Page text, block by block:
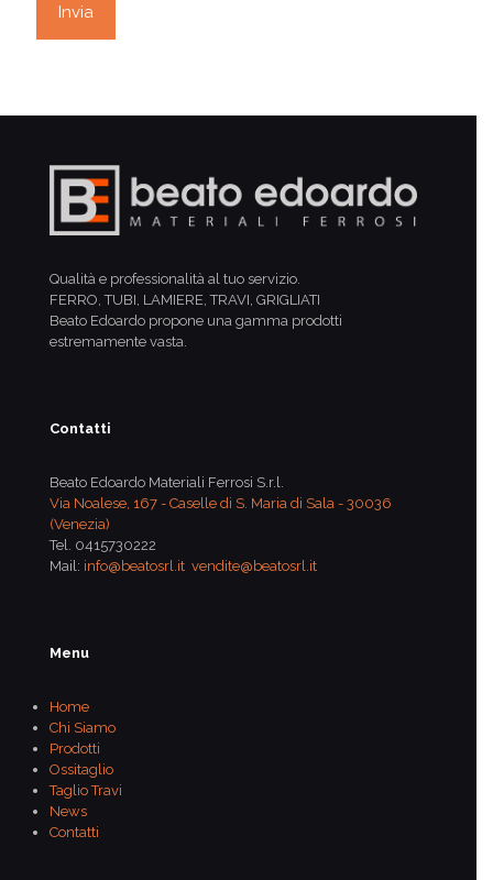
Qualità e professionalità al tuo servizio.
FERRO, TUBI, LAMIERE, TRAVI, GRIGLIATI
Beato Edoardo propone una gamma prodotti
estremamente vasta.
Contatti
Beato Edoardo Materiali Ferrosi S.r.l.
Via Noalese, 167 - Caselle di S. Maria di Sala - 30036
(Venezia)
Tel. 0415730222
Mail: info@beatosrl.it vendite@beatosrl.it
Menu
Home
Chi Siamo
Prodotti
Ossitaglio
Taglio Travi
News
Contatti